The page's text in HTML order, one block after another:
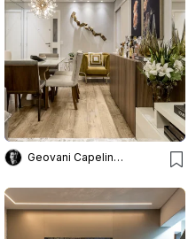
Geovani Capelina Arquitetura